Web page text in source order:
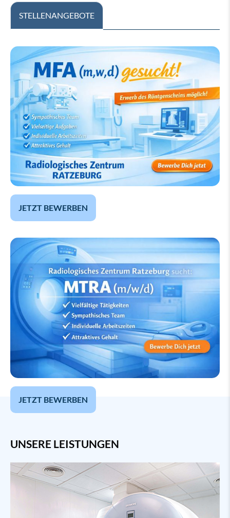
STELLENANGEBOTE
JETZT BEWERBEN
JETZT BEWERBEN
UNSERE LEISTUNGEN